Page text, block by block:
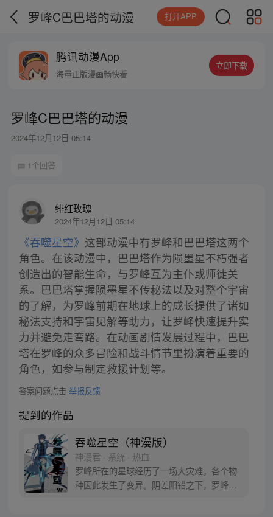
罗峰C巴巴塔的动漫 打开APP
腾讯动漫App
海量正版漫画畅快看
立即下载
罗峰C巴巴塔的动漫
2024年12月12日 05:14
1个回答
绯红玫瑰
2024年12月12日 05:14
《吞噬星空》 这部动漫中有罗峰和巴巴塔这两个
角色。在该动漫中，巴巴塔作为陨墨星不朽强者
创造出的智能生命，与罗峰互为主仆或师徒关
系。巴巴塔掌握陨墨星不传秘法以及对整个宇宙
的了解，为罗峰前期在地球上的成长提供了诸如
秘法支持和宇宙见解等助力，让罗峰快速提升实
力并避免走弯路。在动画剧情发展过程中，巴巴
塔在罗峰的众多冒险和战斗情节里扮演着重要的
角色，如参与制定救援计划等。
答案问题点击 举报反馈
提到的作品
吞噬星空（神漫版）
神漫君 · 系统 · 热血
罗峰所在的星球经历了一场大灾难，各个物
种因此发生了变异。阴差阳错之下，罗峰得